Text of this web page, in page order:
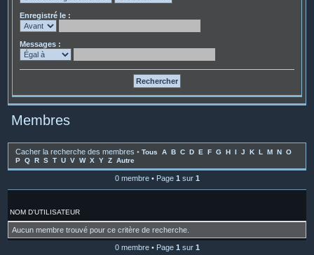
Enregistré le :
Messages :
Membres
Cacher la recherche des membres • Tous A B C D E F G H I J K L M N O
P Q R S T U V W X Y Z Autre
0 membre • Page 1 sur 1
NOM D’UTILISATEUR
Aucun membre trouvé pour ce critère de recherche.
0 membre • Page 1 sur 1